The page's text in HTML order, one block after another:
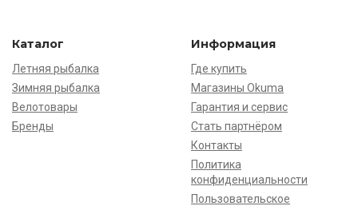
Каталог
Летняя рыбалка
Зимняя рыбалка
Велотовары
Бренды
Информация
Где купить
Магазины Okuma
Гарантия и сервис
Стать партнёром
Контакты
Политика
конфиденциальности
Пользовательское